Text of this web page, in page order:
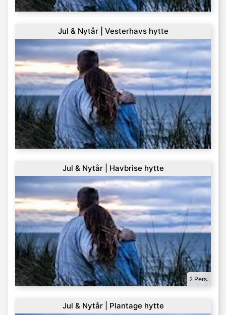
Jul & Nytår | Vesterhavs hytte
Jul & Nytår | Havbrise hytte
2 Pers.
Jul & Nytår | Plantage hytte